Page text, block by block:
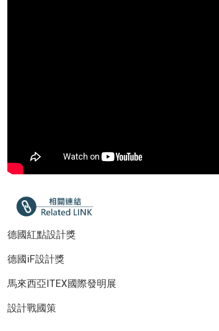
德國紅點設計獎
德國iF設計獎
馬來西亞ITEX國際發明展
設計戰國策